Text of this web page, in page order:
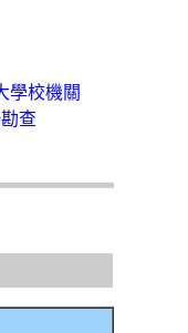
學校機關
查